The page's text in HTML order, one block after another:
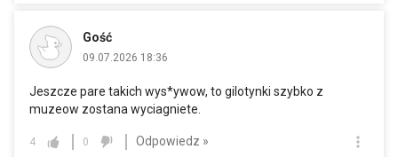
Gość
09.07.2026 18:36
Jeszcze pare takich wys*ywow, to gilotynki szybko z
muzeow zostana wyciagniete.
4 0 Odpowiedz »